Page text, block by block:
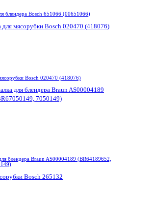
блендера Bosch 651066 (00651066)
Bosch 020470 (418076)
блендера Braun AS00004189 (BR64189652,